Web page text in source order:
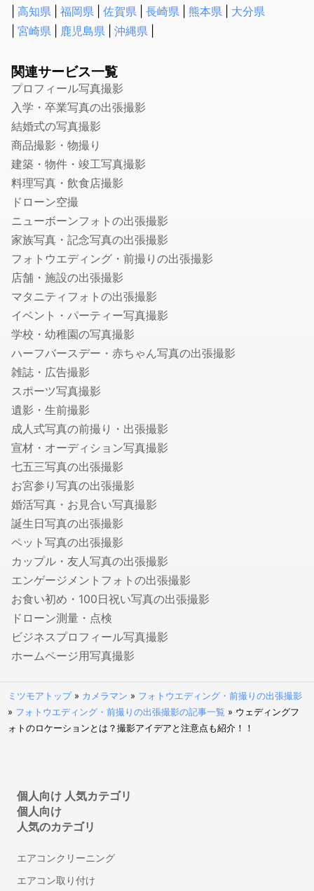
融資・資金調達に強い税理士
確定申告の税理士
社会保険労務士
就業規則・社内規定・36協定作成の社労士
入退社・保険手続きの社労士
顧問社労士
年度更新・算定基礎の社労士
弁理士
特許事務所・特許出願に強い弁理士
意匠登録に強い事務所・弁理士
商標登録・出願に強い事務所・弁理士
カメラマン
結婚式の写真撮影
フォトウエディング・前撮りの出張撮影
家族写真・記念写真の出張撮影
遺影・生前撮影
成人式写真の前撮り・出張撮影
ニューボーンフォトの出張撮影
マタニティフォトの出張撮影
七五三写真の出張撮影
婚活写真・お見合い写真撮影
お宮参り写真の出張撮影
動画撮影
セミナー・講演会・イベント動画撮影
鍵・防犯対策
鍵交換・修理
鍵開け・鍵屋
盗聴器・盗撮器の調査・発見
行政書士
遺産相続手続き代行に強い行政書士
許認可に強い行政書士
離婚の公正証書に強い行政書士
内容証明・債権債務問題に強い行政書士
古物商許可申請代行の行政書士
永住許可申請の行政書士
帰化申請代行の行政書士
高知県 福岡県 佐賀県 長崎県 熊本県
大分県
宮崎県
鹿児島県 沖縄県
関連サービス一覧
プロフィール写真撮影
入学・卒業写真の出張撮影
結婚式の写真撮影
商品撮影・物撮り
建築・物件・竣工写真撮影
料理写真・飲食店撮影
ドローン空撮
ニューボーンフォトの出張撮影
家族写真・記念写真の出張撮影
フォトウエディング・前撮りの出張撮影
店舗・施設の出張撮影
マタニティフォトの出張撮影
イベント・パーティー写真撮影
学校・幼稚園の写真撮影
ハーフバースデー・赤ちゃん写真の出張撮影
雑誌・広告撮影
スポーツ写真撮影
遺影・生前撮影
成人式写真の前撮り・出張撮影
宣材・オーディション写真撮影
七五三写真の出張撮影
お宮参り写真の出張撮影
婚活写真・お見合い写真撮影
誕生日写真の出張撮影
ペット写真の出張撮影
カップル・友人写真の出張撮影
エンゲージメントフォトの出張撮影
お食い初め・100日祝い写真の出張撮影
ドローン測量・点検
ビジネスプロフィール写真撮影
ホームページ用写真撮影
ミツモアトップ» カメラマン » フォトウエディング・前撮りの出張撮影
» フォトウエディング・前撮りの出張撮影の記事一覧 » ウェディングフ
ォトのロケーションとは？撮影アイデアと注意点も紹介！！
個人向け 人気カテゴリ
個人向け
人気のカテゴリ
エアコンクリーニング
エアコン取り付け